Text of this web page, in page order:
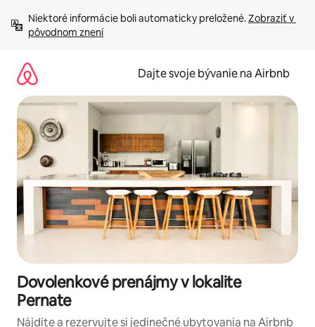
obsah.
Niektoré informácie boli automaticky preložené. Zobraziť v
pôvodnom znení
Dajte svoje bývanie na Airbnb
Dovolenkové prenájmy v lokalite
Pernate
Nájdite a rezervujte si jedinečné ubytovania na Airbnb